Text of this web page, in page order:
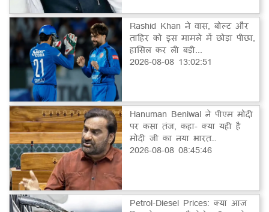
Rashid Khan ने वास, बोल्ट और
ताहिर को इस मामले में छोड़ा पीछा,
हासिल कर ली बड़ी...
2026-08-08 13:02:51
Hanuman Beniwal ने पीएम मोदी
पर कसा तंज, कहा- क्या यही है
मोदी जी का नया भारत…
2026-08-08 08:45:46
Petrol-Diesel Prices: क्या आज